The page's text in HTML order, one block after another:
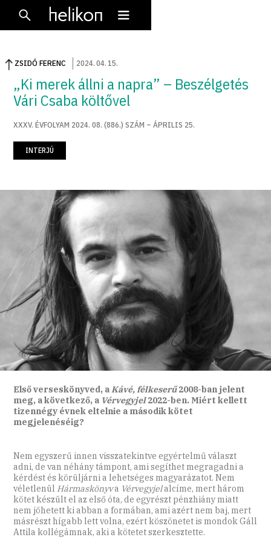
ZSIDÓ FERENC 2024.04. 15.
„Ki merek állni a napra” – Beszélgetés
Vári Csaba költővel
XXXV. ÉVFOLYAM 2024. 08. (886.) SZÁM – ÁPRILIS 25.
INTERJÚ
Első verseskönyved, aKávé, félkeserű2008-ban jelent
meg, a következő, a Vérvegyjel2022-ben. Miért kellett
tizennégy évnek eltelnie a második kötet
megjelenéséig?
Nem egyszerű innen visszatekintve egyértelmű választ
adni, de van néhány támpont, ami segíthet megragadni a
kérdést és körüljárni a lehetséges magyarázatot. Nem
véletlenül Hármaskönyva Vérvegyjelalcíme, mert három
kötet készült el az első óta, de egyrészt pénzhiány miatt
nem jöhetett ki abban a formában, ami azért nem baj, mert
másrészt hígabb lett volna, ezért köszönetet is mondok Gáll
Attila kollégámnak, aki a kötetet szerkesztette.